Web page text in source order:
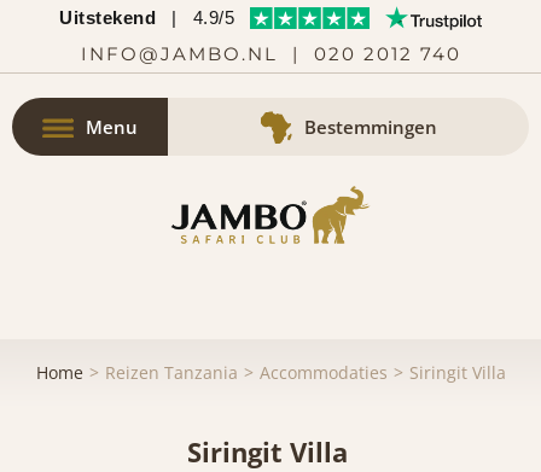
Uitstekend | 4.9/5
INFO@JAMBO.NL | 020 2012 740
Menu Bestemmingen
Home Reizen Tanzania Accommodaties Siringit Villa
Siringit Villa